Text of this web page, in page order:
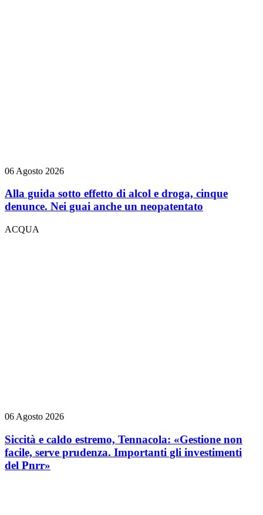
06 Agosto 2026
Alla guida sotto effetto di alcol e droga, cinque
denunce. Nei guai anche un neopatentato
ACQUA
06 Agosto 2026
Siccità e caldo estremo, Tennacola: «Gestione non
facile, serve prudenza. Importanti gli investimenti
del Pnrr»